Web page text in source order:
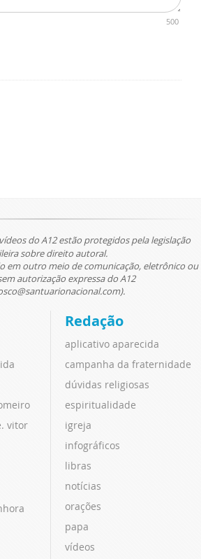
500
do A12 estão protegidos pela legislação
sobre direito autoral.
em outro meio de comunicação, eletrônico ou
autorização expressa do A12
vitor
Redação
aplicativo aparecida
campanha da fraternidade
dúvidas religiosas
espiritualidade
igreja
infográficos
libras
notícias
orações
papa
vídeos